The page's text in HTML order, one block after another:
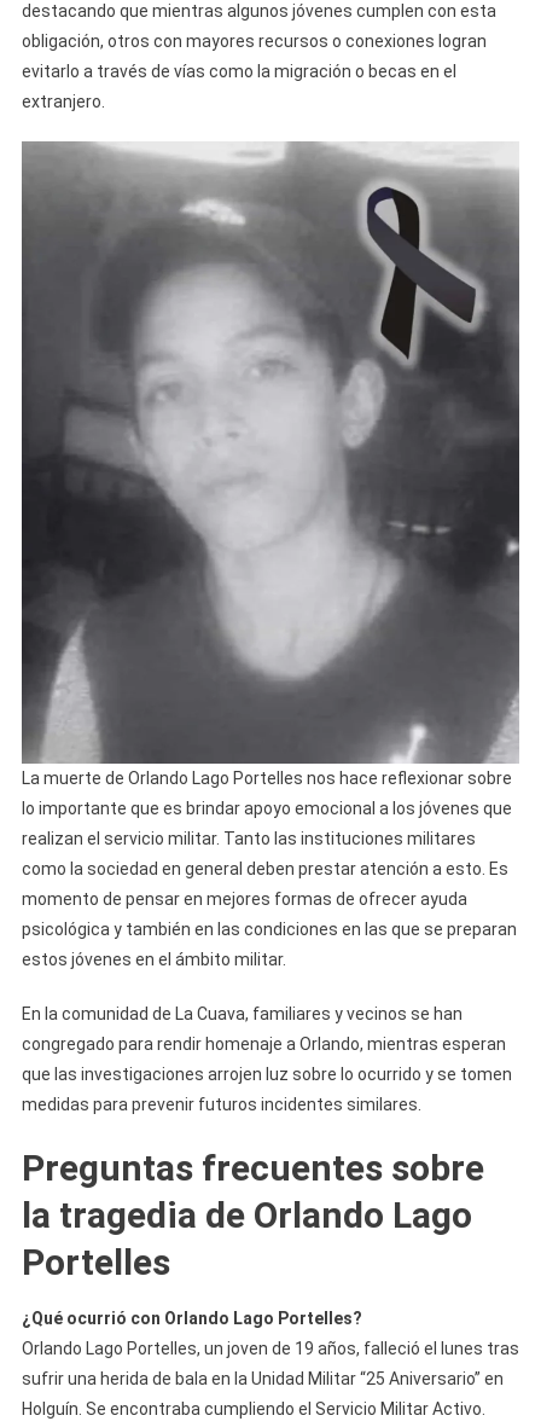
destacando que mientras algunos jóvenes cumplen con esta
obligación, otros con mayores recursos o conexiones logran
evitarlo a través de vías como la migración o becas en el
extranjero.
La muerte de Orlando Lago Portelles nos hace reflexionar sobre
lo importante que es brindar apoyo emocional a los jóvenes que
realizan el servicio militar. Tanto las instituciones militares
como la sociedad en general deben prestar atención a esto. Es
momento de pensar en mejores formas de ofrecer ayuda
psicológica y también en las condiciones en las que se preparan
estos jóvenes en el ámbito militar.
En la comunidad de La Cuava, familiares y vecinos se han
congregado para rendir homenaje a Orlando, mientras esperan
que las investigaciones arrojen luz sobre lo ocurrido y se tomen
medidas para prevenir futuros incidentes similares.
Preguntas frecuentes sobre
la tragedia de Orlando Lago
Portelles
¿Qué ocurrió con Orlando Lago Portelles?
Orlando Lago Portelles, un joven de 19 años, falleció el lunes tras
sufrir una herida de bala en la Unidad Militar “25 Aniversario” en
Holguín. Se encontraba cumpliendo el Servicio Militar Activo.